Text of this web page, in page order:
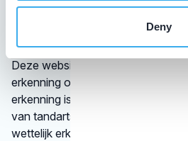
Deny
zien dat zij hun vak bijhouden.
Deze website vermeldt alleen
erkenning op basis van
erkenning is afgegeven door een
van tandartsen. De kaakchirurg en
wettelijk erkende specialisaties.